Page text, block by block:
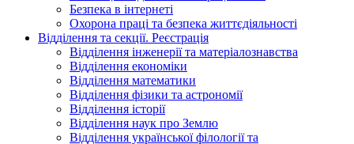
Безпека в інтернеті
Охорона праці та безпека життєдіяльності
Відділення та секції. Реєстрація
Відділення інженерії та матеріалознавства
Відділення економіки
Відділення математики
Відділення фізики та астрономії
Відділення історії
Відділення наук про Землю
Відділення української філології та